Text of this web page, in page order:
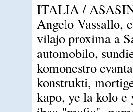
ITALIA /
Angelo Vassallo,
vilajo proxima a
automobilo,
komonestro
konstrukti,
kapo, ye la kolo e